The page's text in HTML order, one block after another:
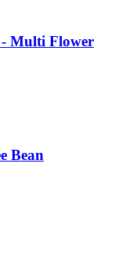
Multi Flower
Bean